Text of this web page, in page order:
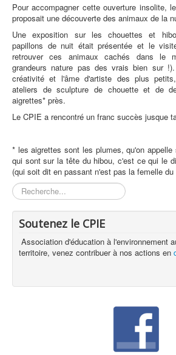
Pour accompagner cette ouverture insolite,
proposait une découverte des animaux de la
Une exposition sur les chouettes et
papillons de nuit était présentée et le
retrouver ces animaux cachés dans le
grandeurs nature pas des vrais bien sur
créativité et l'âme d'artiste des plus
ateliers de sculpture de chouette et de
aigrettes* près.
Le CPIE a rencontré un franc succès jusque
* les aigrettes sont les plumes, qu'on
qui sont sur la tête du hibou, c'est ce qui le
(qui soit dit en passant n'est pas la femelle du
Rechercher
Soutenez le CPIE
Association d'éducation à l'environnement
territoire, venez contribuer à nos actions en